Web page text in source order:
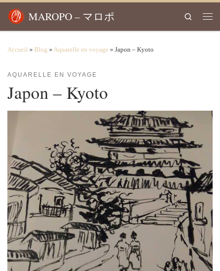
Passer au contenu
MAROPO – マロポ
Search
Accueil » Blog » Aquarelle en voyage » Japon – Kyoto
AQUARELLE EN VOYAGE
Japon – Kyoto